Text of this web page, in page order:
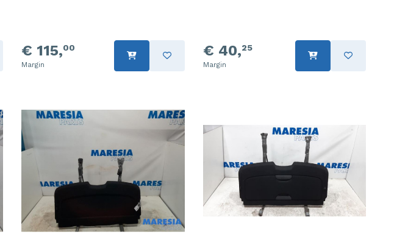
€ 115,00
Margin
€ 40,25
Margin